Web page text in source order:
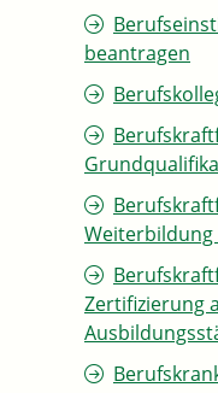
beantragen
Weiterbildung
Zertifizierung